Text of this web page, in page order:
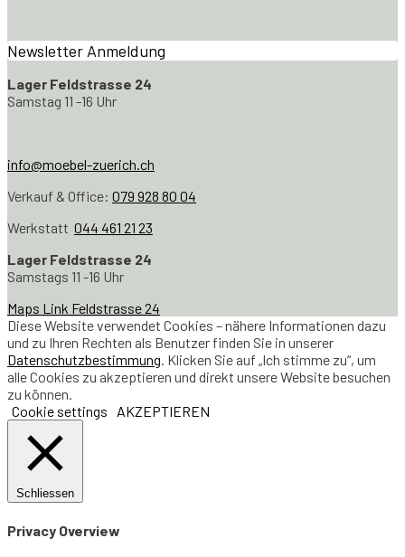
Newsletter Anmeldung
Lager Feldstrasse 24
Samstag 11 -16 Uhr
info@moebel-zuerich.ch
Verkauf & Office: 079 928 80 04
Werkstatt 044 461 21 23
Lager Feldstrasse 24
Samstags 11 -16 Uhr
Maps Link Feldstrasse 24
Diese Website verwendet Cookies – nähere Informationen dazu
und zu Ihren Rechten als Benutzer finden Sie in unserer
Datenschutzbestimmung. Klicken Sie auf „Ich stimme zu“, um
alle Cookies zu akzeptieren und direkt unsere Website besuchen
zu können.
Cookie settings
AKZEPTIEREN
Schliessen
Privacy Overview